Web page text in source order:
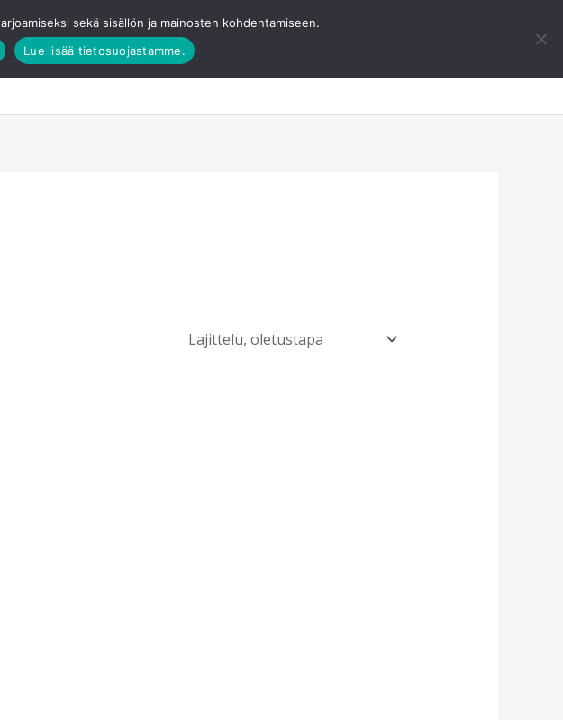
Tilauskakut Teevisa
sekä sisällön ja mainosten kohdentamiseen.
Lue lisää tietosuojastamme.